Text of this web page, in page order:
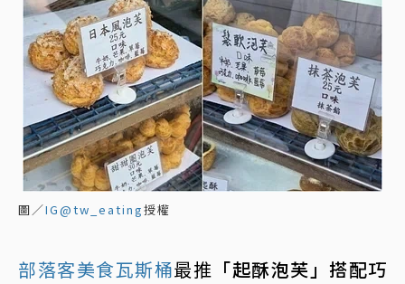
圖／IG@tw_eating授權
部落客美食瓦斯桶最推 「起酥泡芙」搭配巧